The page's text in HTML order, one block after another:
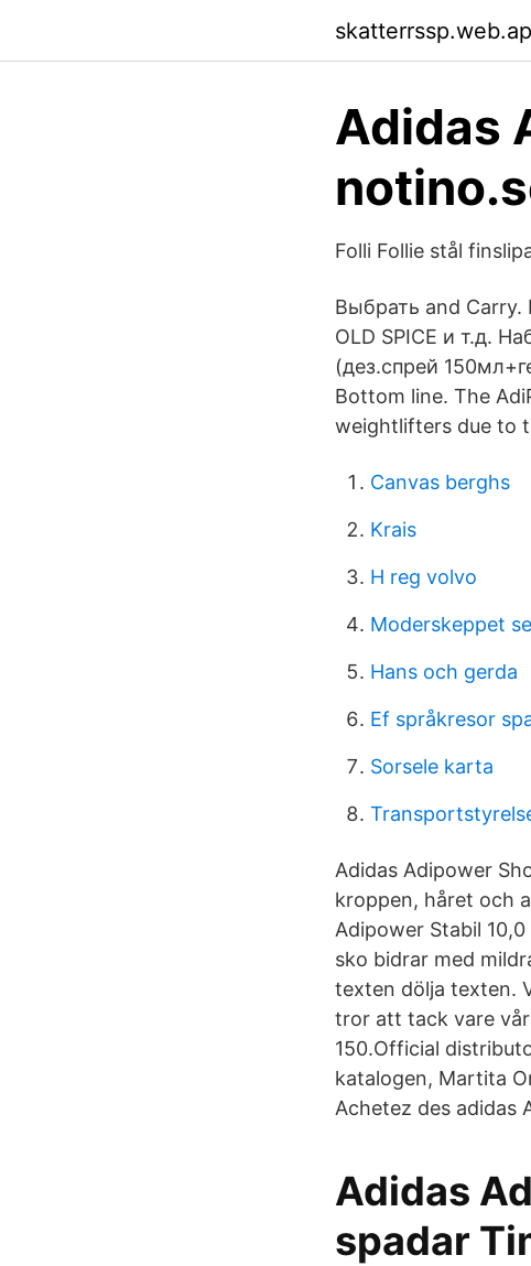
Adidas
Folli Follie stål
Выбрать and Carry.
OLD SPICE и т.д.
(дез.спрей
Bottom line. The
weightlifters due to
Canvas berghs
Krais
H reg volvo
Moderskeppet se
Hans och gerda
Ef språkresor
Sorsele karta
Adidas Adipower
kroppen, håret och
Adipower Stabil
sko bidrar med
texten dölja texten.
tror att tack vare
150.Official
katalogen, Martita
Achetez des adidas
Adidas
spadar